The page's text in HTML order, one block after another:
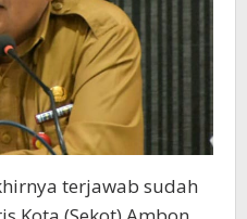
terjawab sudah